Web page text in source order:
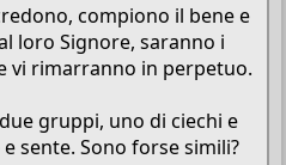
compiono il bene e
loro Signore, saranno i
vi rimarranno in perpetuo.
gruppi, uno di ciechi e
sente. Sono forse simili?